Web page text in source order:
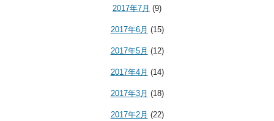
2017年7月 (9)
2017年6月 (15)
2017年5月 (12)
2017年4月 (14)
2017年3月 (18)
2017年2月 (22)